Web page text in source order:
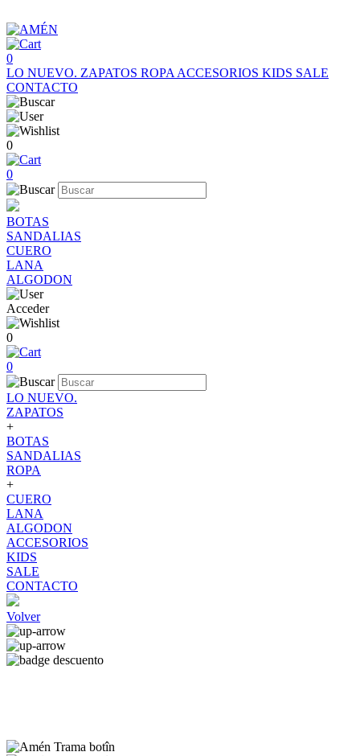
0
LO NUEVO. ZAPATOS ROPA ACCESORIOS KIDS SALE
CONTACTO
0
0
BOTAS
SANDALIAS
CUERO
LANA
ALGODON
Acceder
0
0
LO NUEVO.
ZAPATOS
+
BOTAS
SANDALIAS
ROPA
+
CUERO
LANA
ALGODON
ACCESORIOS
KIDS
SALE
CONTACTO
Volver